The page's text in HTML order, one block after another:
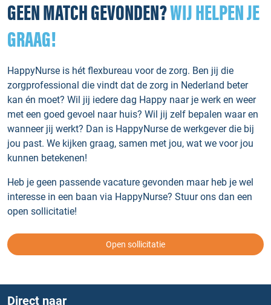
GEEN MATCH GEVONDEN?WIJ HELPEN JE
GRAAG!
HappyNurse is hét flexbureau voor de zorg. Ben jij die
zorgprofessional die vindt dat de zorg in Nederland beter
kan én moet? Wil jij iedere dag Happy naar je werk en weer
met een goed gevoel naar huis? Wil jij zelf bepalen waar en
wanneer jij werkt? Dan is HappyNurse de werkgever die bij
jou past. We kijken graag, samen met jou, wat we voor jou
kunnen betekenen!
Heb je geen passende vacature gevonden maar heb je wel
interesse in een baan via HappyNurse? Stuur ons dan een
open sollicitatie!
Open sollicitatie
Direct naar